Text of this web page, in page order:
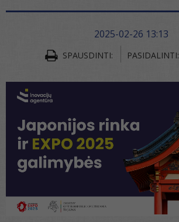
2025-02-26 13:13
SPAUSDINTI: PASIDALINTI: